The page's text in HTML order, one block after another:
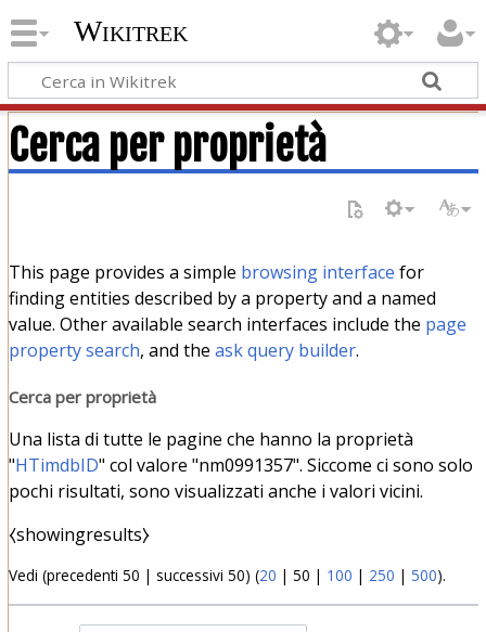
Wikitrek
Cerca per proprietà
This page provides a simple browsing interface for
finding entities described by a property and a named
value. Other available search interfaces include the page
property search, and the ask query builder.
Cerca per proprietà
Una lista di tutte le pagine che hanno la proprietà
"HTimdbID" col valore "nm0991357". Siccome ci sono solo
pochi risultati, sono visualizzati anche i valori vicini.
⧼showingresults⧽
Vedi (precedenti 50 | successivi 50) (20 | 50 | 100 | 250 | 500).